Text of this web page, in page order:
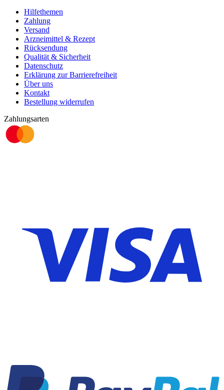
Hilfethemen
Zahlung
Versand
Arzneimittel & Rezept
Rücksendung
Qualität & Sicherheit
Datenschutz
Erklärung zur Barrierefreiheit
Über uns
Kontakt
Bestellung widerrufen
Zahlungsarten